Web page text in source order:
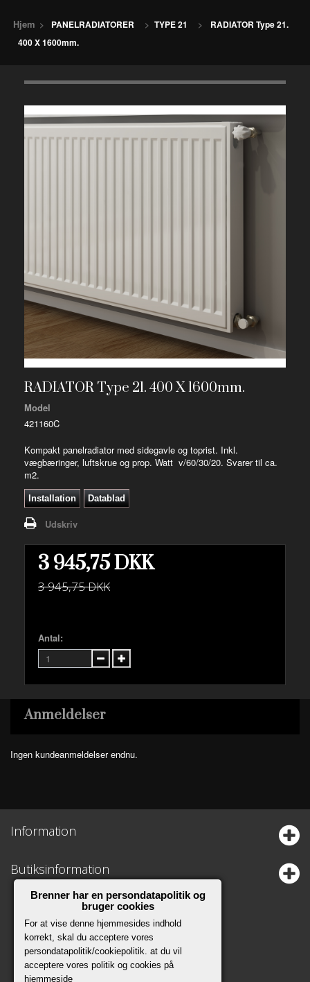
Hjem > PANELRADIATORER > TYPE 21 >
RADIATOR Type 21.
400 X 1600mm.
RADIATOR Type 21. 400 X 1600mm.
Model
421160C
Kompakt panelradiator med sidegavle og toprist. Inkl.
vægbæringer, luftskrue og prop. Watt v/60/30/20. Svarer til ca.
m2.
Installation Datablad
Udskriv
3 945,75 DKK
3 945,75 DKK
Antal:
Anmeldelser
Ingen kundeanmeldelser endnu.
Information
Butiksinformation
Brenner har en persondatapolitik og
bruger cookies
For at vise denne hjemmesides indhold
korrekt, skal du acceptere vores
persondatapolitik/cookiepolitik. at du vil
acceptere vores politik og cookies på
hjemmeside